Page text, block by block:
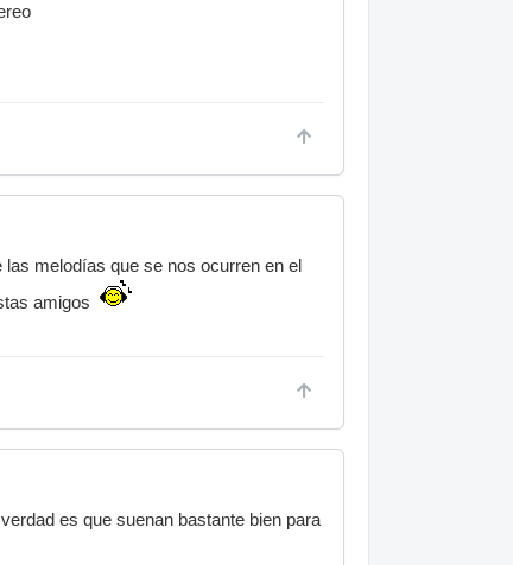
melodías que se nos ocurren en el
amigos
es que suenan bastante bien para